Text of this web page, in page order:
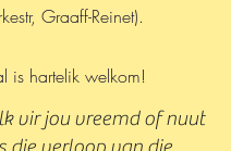
Graaff-Reinet).
is hartelik welkom!
vir jou vreemd of nuut